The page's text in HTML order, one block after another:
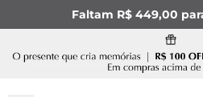
Faltam R$ 449,00